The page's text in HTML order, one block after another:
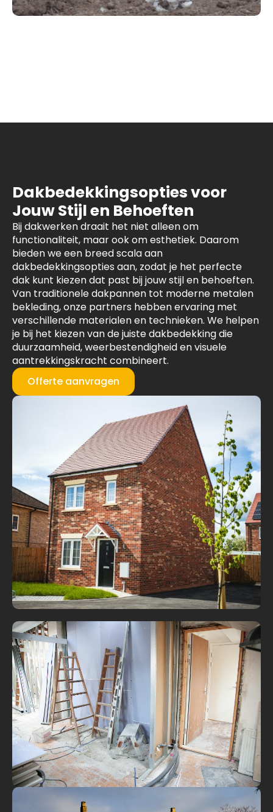
Dakbedekkingsopties voor
Jouw Stijl en Behoeften
Bij dakwerken draait het niet alleen om
functionaliteit, maar ook om esthetiek. Daarom
bieden we een breed scala aan
dakbedekkingsopties aan, zodat je het perfecte
dak kunt kiezen dat past bij jouw stijl en behoeften.
Van traditionele dakpannen tot moderne metalen
bekleding, onze partners hebben ervaring met
verschillende materialen en technieken. We helpen
je bij het kiezen van de juiste dakbedekking die
duurzaamheid, weerbestendigheid en visuele
aantrekkingskracht combineert.
Offerte aanvragen